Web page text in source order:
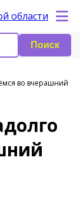
Поиск
во вчерашний